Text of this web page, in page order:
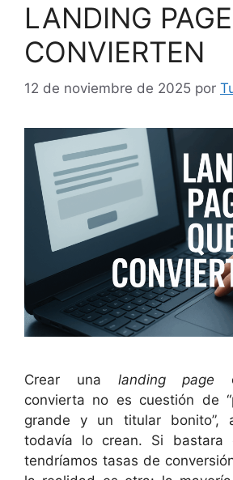
LANDING
CONVIERTEN
12 de noviembre de 2025 por
Crear una landing page
convierta no es cuestión de
grande y un titular bonito”,
todavía lo crean. Si bastara
tendríamos tasas de